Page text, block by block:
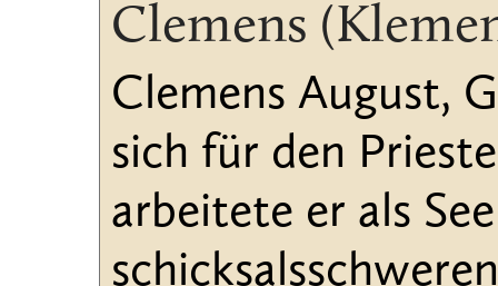
Clemens
Clemens August,
sich für den
arbeitete er als